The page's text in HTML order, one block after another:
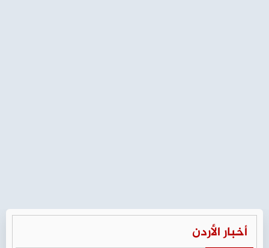
أخبار الأردن